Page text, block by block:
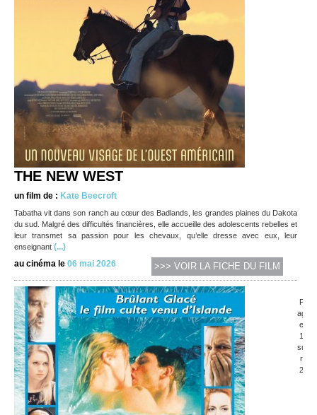
THE NEW WEST
un film de : Kate Beecroft
Tabatha vit dans son ranch au cœur des Badlands, les grandes plaines du Dakota
du sud. Malgré des difficultés financières, elle accueille des adolescents rebelles et
leur transmet sa passion pour les chevaux, qu’elle dresse avec eux, leur
enseignant (...)
au cinéma le 06 mai 2026 >>> VOIR LA FICHE DU FILM
P
ag
e
1
su
r
2